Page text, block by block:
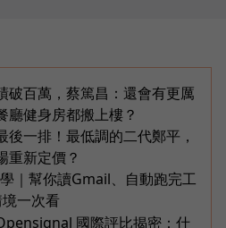
破百萬，蔡篤昌：還會有更厲
廳健身房都搬上樓？
一排！最低調的二代鄭平，
重新定價？
｜幫你讀Gmail、自動跑完工
一次看
國際評比揭密：什